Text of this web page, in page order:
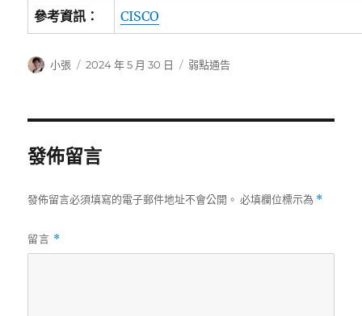
參考資訊： CISCO
作
小張
發
2024 年 5 月 30 日
分
弱點通告
發佈留言
發佈留言必須填寫的電子郵件地址不會公開。 必填欄位標示為 *
留言 *